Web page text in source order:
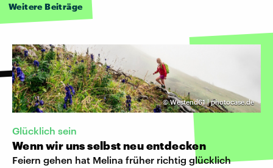
Weitere Beiträge
©Westend61 | photocase.de
Glücklich sein
Wenn wir uns selbst neu entdecken
Feiern gehen hat Melina früher richtig glücklich